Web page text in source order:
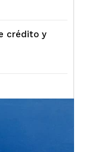
crédito y